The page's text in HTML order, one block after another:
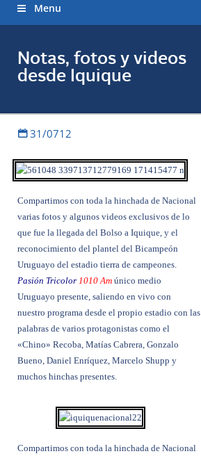
Menu
Notas, fotos y videos
desde Iquique
31/0712
Compartimos con toda la hinchada de Nacional
varias fotos y algunos videos exclusivos de lo
que fue la llegada del Bolso a Iquique, y el
reconocimiento del plantel del Bicampeón
Uruguayo del estadio tierra de campeones.
Pasión Tricolor 1010 Am único medio
Uruguayo presente, saliendo en vivo con
nuestro programa desde el propio estadio con las
palabras de varios protagonistas como el
«Chino» Recoba, Matías Cabrera, Gonzalo
Bueno, Daniel Enríquez, Marcelo Shupp y
muchos hinchas presentes.
Compartimos con toda la hinchada de Nacional